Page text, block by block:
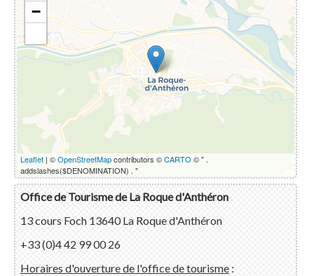
−
Leaflet | ©OpenStreetMapcontributors ©CARTO © " .
addslashes($DENOMINATION) . "
Office de Tourisme de La Roque d'Anthéron
13 cours Foch 13640 La Roque d'Anthéron
+33 (0)4 42 99 00 26
Horaires d'ouverture de l'office de tourisme :